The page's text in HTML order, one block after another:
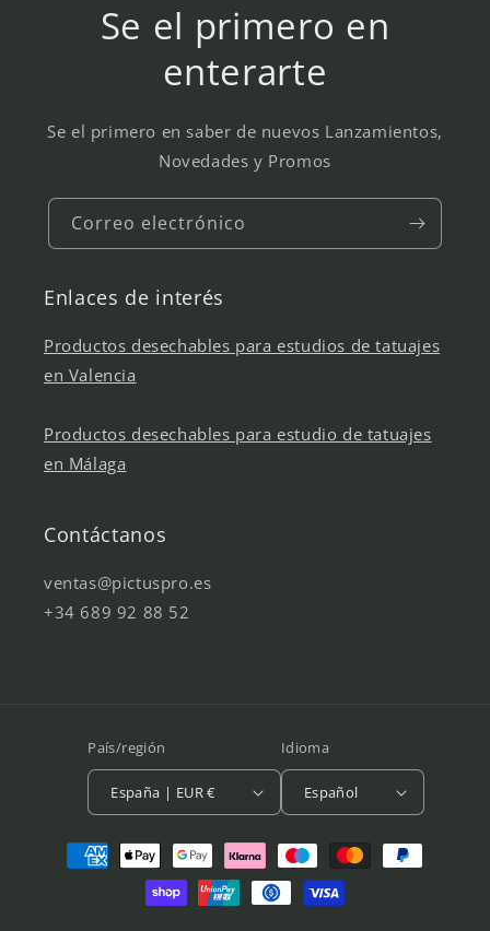
Se el primero en
enterarte
Se el primero en saber de nuevos Lanzamientos,
Novedades y Promos
Correo electrónico
Enlaces de interés
Productos desechables para estudios de tatuajes
en Valencia
Productos desechables para estudio de tatuajes
en Málaga
Contáctanos
ventas@pictuspro.es
+34 689 92 88 52
País/región
España | EUR €
Idioma
Español
Formas